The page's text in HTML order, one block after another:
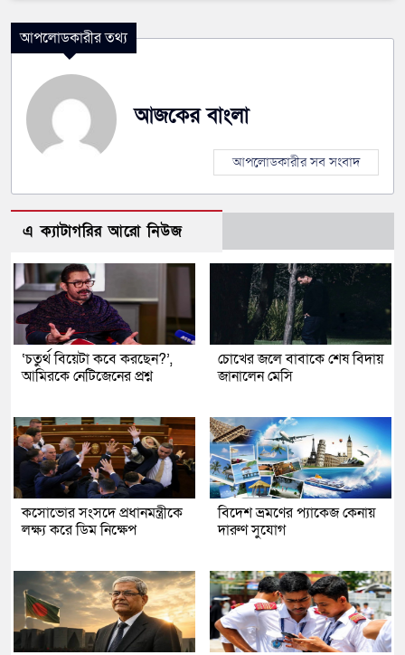
আপলোডকারীর তথ্য
আজকের বাংলা
আপলোডকারীর সব সংবাদ
এ ক্যাটাগরির আরো নিউজ
‘চতুর্থ বিয়েটা কবে করছেন?’,
আমিরকে নেটিজেনের প্রশ্ন
চোখের জলে বাবাকে শেষ বিদায়
জানালেন মেসি
কসোভোর সংসদে প্রধানমন্ত্রীকে
লক্ষ্য করে ডিম নিক্ষেপ
বিদেশ ভ্রমণের প্যাকেজ কেনায়
দারুণ সুযোগ